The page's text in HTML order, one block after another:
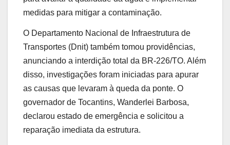
medidas para mitigar a contaminação.
O Departamento Nacional de Infraestrutura de
Transportes (Dnit) também tomou providências,
anunciando a interdição total da BR-226/TO. Além
disso, investigações foram iniciadas para apurar
as causas que levaram à queda da ponte. O
governador de Tocantins, Wanderlei Barbosa,
declarou estado de emergência e solicitou a
reparação imediata da estrutura.